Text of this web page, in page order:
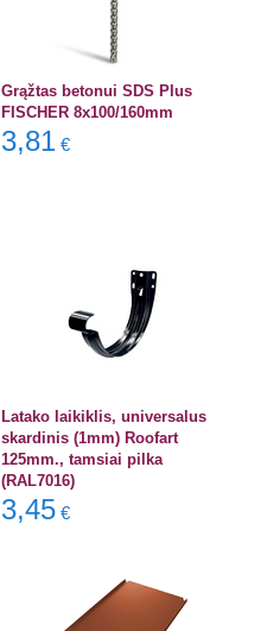
Grąžtas betonui SDS Plus
FISCHER 8x100/160mm
3,81 €
Latako laikiklis, universalus
skardinis (1mm) Roofart
125mm., tamsiai pilka
(RAL7016)
3,45 €